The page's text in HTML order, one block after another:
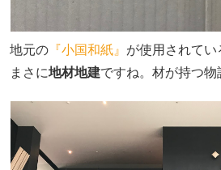
地元の『小国和紙』 が使用されてい
まさに地材地建ですね。材が持つ物